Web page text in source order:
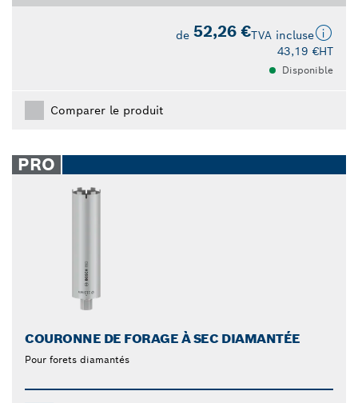
de 52,26 €TVA incluse
43,19 €HT
Disponible
Comparer le produit
PRO
COURONNE DE FORAGE À SEC DIAMANTÉE
Pour forets diamantés